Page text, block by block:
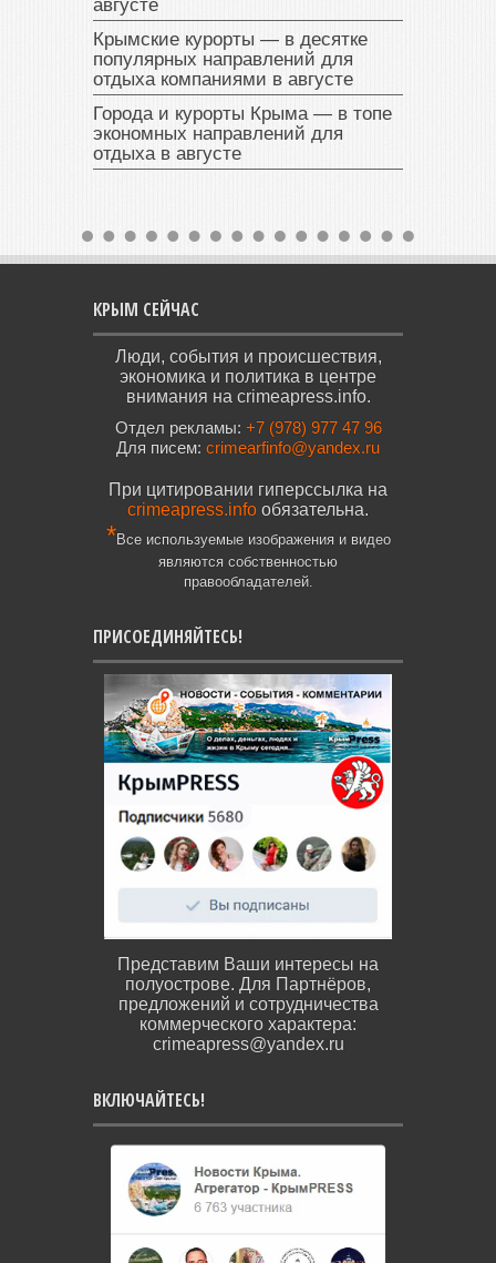
августе
Крымские курорты — в десятке
популярных направлений для
отдыха компаниями в августе
Города и курорты Крыма — в топе
экономных направлений для
отдыха в августе
КРЫМ СЕЙЧАС
Люди, события и происшествия,
экономика и политика в центре
внимания на crimeapress.info.
Отдел рекламы: +7 (978) 977 47 96
Для писем: crimearfinfo@yandex.ru
При цитировании гиперссылка на
crimeapress.info обязательна.
*Все используемые изображения и видео
являются собственностью
правообладателей.
ПРИСОЕДИНЯЙТЕСЬ!
Представим Ваши интересы на
полуострове. Для Партнёров,
предложений и сотрудничества
коммерческого характера:
crimeapress@yandex.ru
ВКЛЮЧАЙТЕСЬ!